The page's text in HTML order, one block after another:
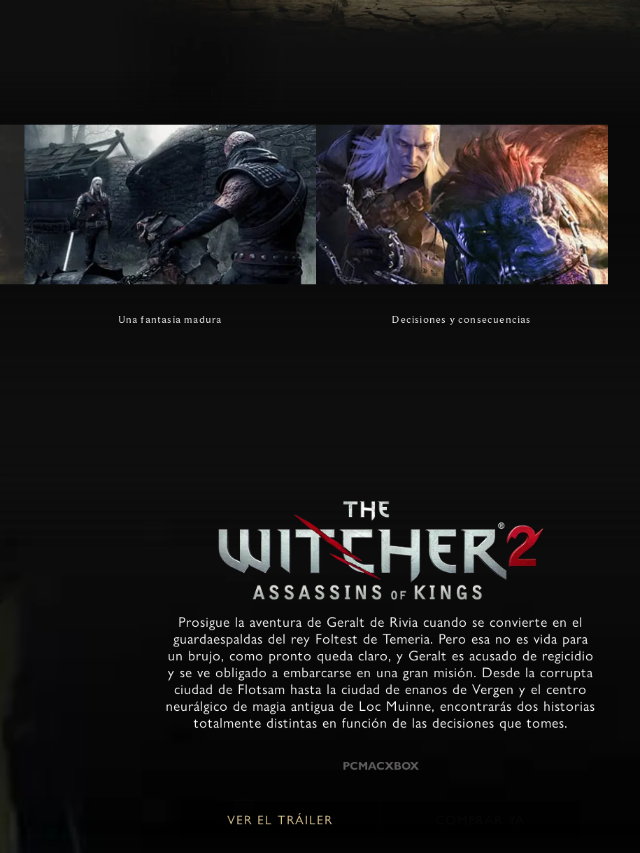
Una fantasía madura Decisiones y consecuencias
Prosigue la aventura de Geralt de Rivia cuando se convierte en el
guardaespaldas del rey Foltest de Temeria. Pero esa no es vida para
un brujo, como pronto queda claro, y Geralt es acusado de regicidio
y se ve obligado a embarcarse en una gran misión. Desde la corrupta
ciudad de Flotsam hasta la ciudad de enanos de Vergen y el centro
neurálgico de magia antigua de Loc Muinne, encontrarás dos historias
totalmente distintas en función de las decisiones que tomes.
PCMACXBOX
VER EL TRÁILER